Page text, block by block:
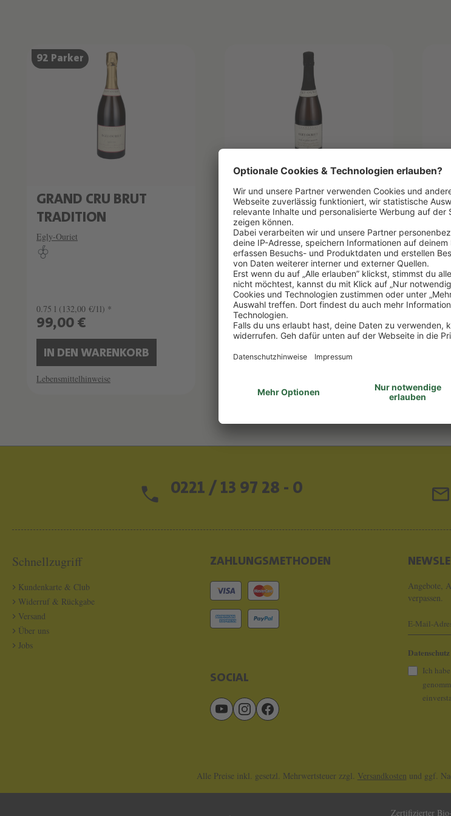
92 Parker
GRAND CRU BRUT
TRADITION
Egly-Ouriet
0.75 l (132,00 €/1l) *
99,00 €
IN DEN WARENKORB
Lebensmittelhinweise
SCHATZKAMMER
SEHR LIMITIERT
NV
GRAND CRU BLANC DE
NOIRS VIEILLES VIGNES
LES CRAYERES
Egly-Ouriet
0.75 l(465,33 €/1l) *
349,00 €
IN DEN WARENKORB
2014
0221 / 13 97 28 - 0
Schnellzugriff
Kundenkarte & Club
Widerruf & Rückgabe
Versand
Über uns
Jobs
ZAHLUNGSMETHODEN
SOCIAL
Angebote,
verpassen.
Datenschutz
Ich
Alle Preise inkl. gesetzl. Mehrwertsteuer zzgl. Versandkosten und ggf.
Zertifizierter